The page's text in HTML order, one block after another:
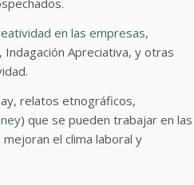
en las empresas,
Apreciativa, y otras
relatos etnográficos,
) que se pueden trabajar en las
el clima laboral y